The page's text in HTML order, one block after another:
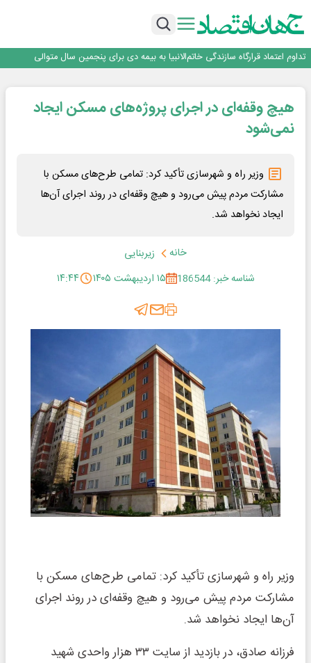
هم‌افزایی تامین سرمایه تمدن و رسانه‌ها برای توسعه بازار سرمایه
تداوم اعتماد قرارگاه سازندگی خاتم‌الانبیا به بیمه دی برای پنجمین سال متوالی
آموزش بر مبنای نیاز بازار کار؛ محور اصلی طرح مهارت‌آموزی سربازان
هم‌افزایی تامین سرمایه تمدن و رسانه‌ها برای توسعه بازار سرمایه
اعتماد، مهم‌ترین سرمایه بانک و رسانه است
هیچ وقفه‌ای در اجرای پروژه‌های مسکن ایجاد
نمی‌شود
وزیر راه و شهرسازی تأکید کرد: تمامی طرح‌های مسکن با
مشارکت مردم پیش می‌رود و هیچ وقفه‌ای در روند اجرای آن‌ها
ایجاد نخواهد شد.
خانه
زیربنایی
شناسه خبر: 186544
۱۵ اردیبهشت ۱۴۰۵ ۱۴:۴۴
وزیر راه و شهرسازی تأکید کرد: تمامی طرح‌های مسکن با
مشارکت مردم پیش می‌رود و هیچ وقفه‌ای در روند اجرای
آن‌ها ایجاد نخواهد شد.
فرزانه صادق، در بازدید از سایت ۳۳ هزار واحدی شهید